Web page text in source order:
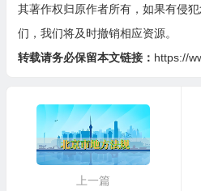
其著作权归原作者所有，如果有侵
们，我们将及时撤销相应资源。
转载请务必保留本文链接： https://
上一篇